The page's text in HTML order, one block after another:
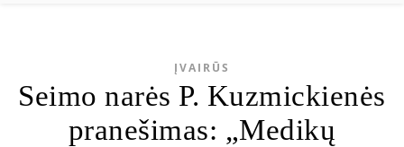
ĮVAIRŪS
Seimo narės P. Kuzmickienės
pranešimas: „Medikų